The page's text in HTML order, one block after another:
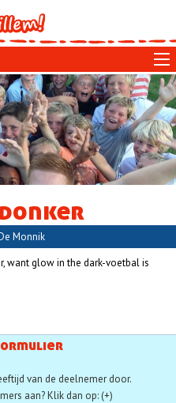
Monnik
want glow in the dark-voetbal is
van de deelnemer door.
aan? Klik dan op: (+)